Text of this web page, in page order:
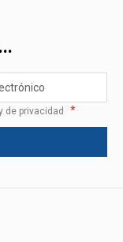
de privacidad *